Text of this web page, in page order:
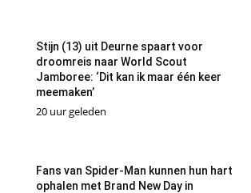
Stijn (13) uit Deurne spaart voor
droomreis naar World Scout
Jamboree: ‘Dit kan ik maar één keer
meemaken’
20 uur geleden
Fans van Spider-Man kunnen hun hart
ophalen met Brand New Day in